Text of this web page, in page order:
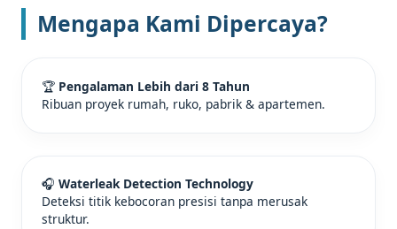
Mengapa Kami Dipercaya?
🏆 Pengalaman Lebih dari 8 Tahun
Ribuan proyek rumah, ruko, pabrik & apartemen.
🎧 Waterleak Detection Technology
Deteksi titik kebocoran presisi tanpa merusak
struktur.